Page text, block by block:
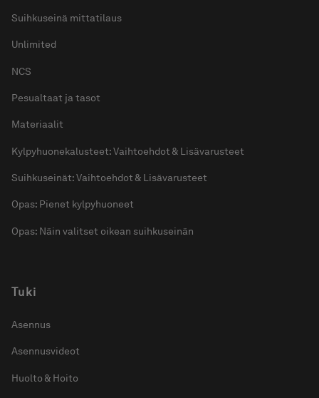
Suihkuseinä mittatilaus
Unlimited
NCS
Pesualtaat ja tasot
Materiaalit
Kylpyhuonekalusteet: Vaihtoehdot & Lisävarusteet
Suihkuseinät: Vaihtoehdot & Lisävarusteet
Opas: Pienet kylpyhuoneet
Opas: Näin valitset oikean suihkuseinän
Tuki
Asennus
Asennusvideot
Huolto & Hoito